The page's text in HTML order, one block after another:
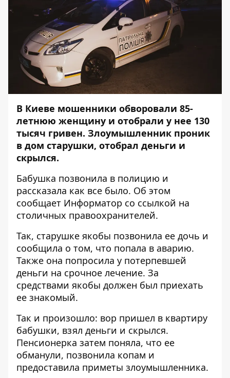
В Киеве мошенники обворовали 85-
летнюю женщину и отобрали у нее 130
тысяч гривен. Злоумышленник проник
в дом старушки, отобрал деньги и
скрылся.
Бабушка позвонила в полицию и
рассказала как все было. Об этом
сообщает Информатор со ссылкой на
столичных правоохранителей.
Так, старушке якобы позвонила ее дочь и
сообщила о том, что попала в аварию.
Также она попросила у потерпевшей
деньги на срочное лечение. За
средствами якобы должен был приехать
ее знакомый.
Так и произошло: вор пришел в квартиру
бабушки, взял деньги и скрылся.
Пенсионерка затем поняла, что ее
обманули, позвонила копам и
предоставила приметы злоумышленника.